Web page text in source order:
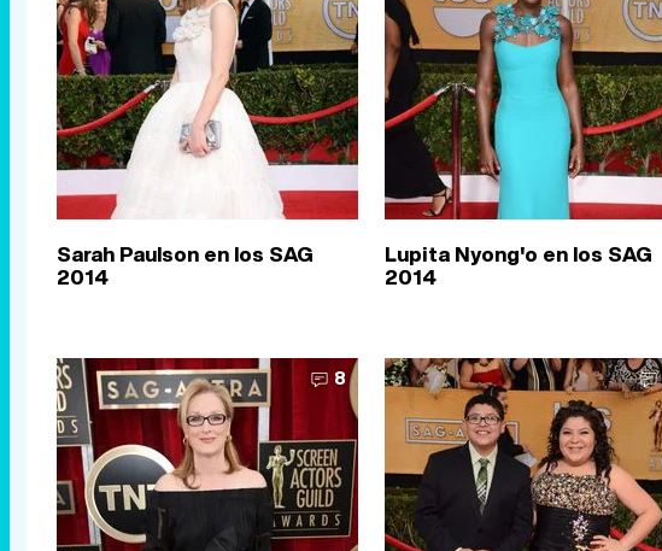
Sarah Paulson en los SAG
2014
Lupita Nyong'o en los SAG
2014
8